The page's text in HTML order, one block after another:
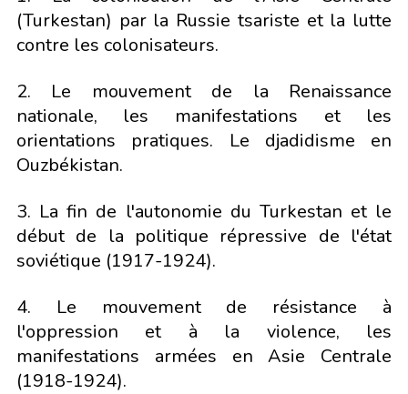
(Turkestan) par la Russie tsariste et la lutte
contre les colonisateurs.
2. Le mouvement de la Renaissance
nationale, les manifestations et les
orientations pratiques. Le djadidisme en
Ouzbékistan.
3. La fin de l'autonomie du Turkestan et le
début de la politique répressive de l'état
soviétique (1917-1924).
4. Le mouvement de résistance à
l'oppression et à la violence, les
manifestations armées en Asie Centrale
(1918-1924).